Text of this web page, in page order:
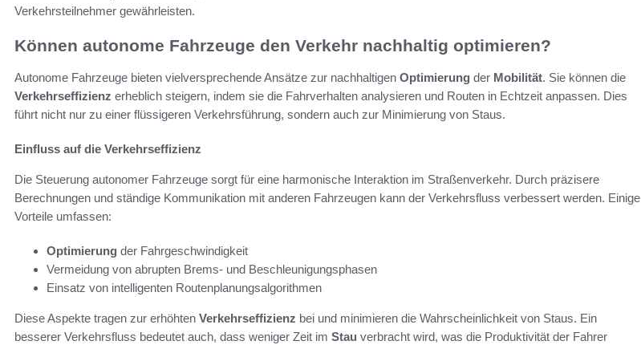
Verkehrsteilnehmer gewährleisten.
Können autonome Fahrzeuge den Verkehr nachhaltig optimieren?
Autonome Fahrzeuge bieten vielversprechende Ansätze zur nachhaltigen Optimierung der Mobilität. Sie können die
Verkehrseffizienz erheblich steigern, indem sie die Fahrverhalten analysieren und Routen in Echtzeit anpassen. Dies
führt nicht nur zu einer flüssigeren Verkehrsführung, sondern auch zur Minimierung von Staus.
Einfluss auf die Verkehrseffizienz
Die Steuerung autonomer Fahrzeuge sorgt für eine harmonische Interaktion im Straßenverkehr. Durch präzisere
Berechnungen und ständige Kommunikation mit anderen Fahrzeugen kann der Verkehrsfluss verbessert werden. Einige
Vorteile umfassen:
Optimierung der Fahrgeschwindigkeit
Vermeidung von abrupten Brems- und Beschleunigungsphasen
Einsatz von intelligenten Routenplanungsalgorithmen
Diese Aspekte tragen zur erhöhten Verkehrseffizienz bei und minimieren die Wahrscheinlichkeit von Staus. Ein
besserer Verkehrsfluss bedeutet auch, dass weniger Zeit im Stau verbracht wird, was die Produktivität der Fahrer